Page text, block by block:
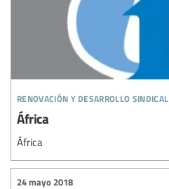
renovación y desarrollo sindical
África
África
24 mayo 2018